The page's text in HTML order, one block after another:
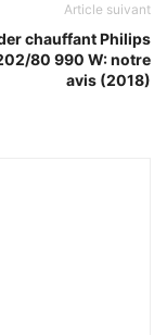
Article suivant
chauffant Philips
80 990 W: notre
avis (2018)